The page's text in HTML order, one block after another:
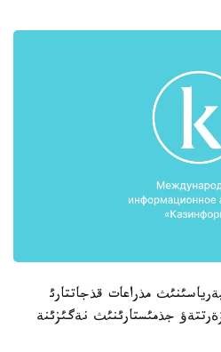
مذراعات قذجاتتارئ
جذمئستارئنئث نةگئزئنة